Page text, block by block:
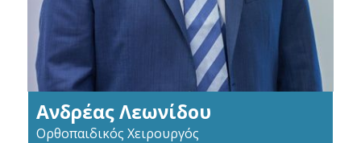
Ανδρέας Λεωνίδου
Ορθοπαιδικός Χειρουργός